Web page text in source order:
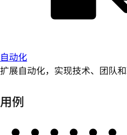
自动化
扩展自动化，实现技术、团队和
用例